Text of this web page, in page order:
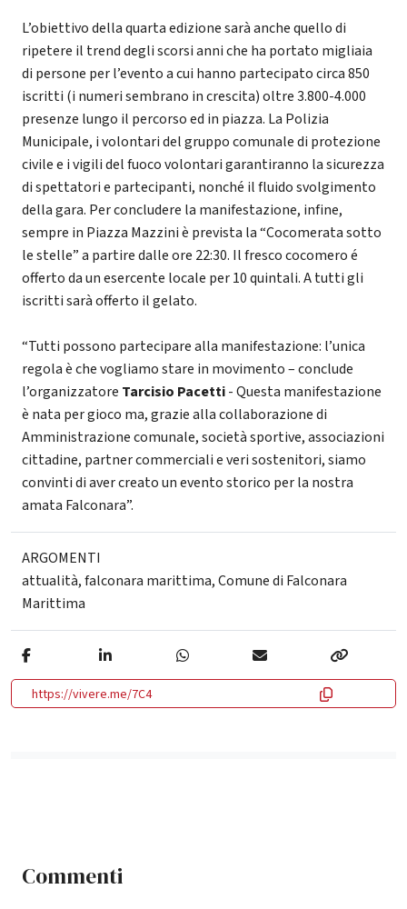
L’obiettivo della quarta edizione sarà anche quello di
ripetere il trend degli scorsi anni che ha portato migliaia
di persone per l’evento a cui hanno partecipato circa 850
iscritti (i numeri sembrano in crescita) oltre 3.800-4.000
presenze lungo il percorso ed in piazza. La Polizia
Municipale, i volontari del gruppo comunale di protezione
civile e i vigili del fuoco volontari garantiranno la sicurezza
di spettatori e partecipanti, nonché il fluido svolgimento
della gara. Per concludere la manifestazione, infine,
sempre in Piazza Mazzini è prevista la “Cocomerata sotto
le stelle” a partire dalle ore 22:30. Il fresco cocomero é
offerto da un esercente locale per 10 quintali. A tutti gli
iscritti sarà offerto il gelato.
“Tutti possono partecipare alla manifestazione: l’unica
regola è che vogliamo stare in movimento – conclude
l’organizzatore Tarcisio Pacetti- Questa manifestazione
è nata per gioco ma, grazie alla collaborazione di
Amministrazione comunale, società sportive, associazioni
cittadine, partner commerciali e veri sostenitori, siamo
convinti di aver creato un evento storico per la nostra
amata Falconara”.
ARGOMENTI
attualità,falconara marittima,Comune di Falconara
Marittima
https://vivere.me/7C4
Commenti